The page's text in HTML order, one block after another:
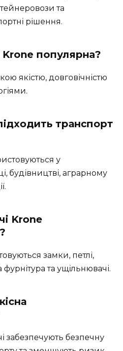
та
рішення.
популярна?
якістю, довговічністю
транспорт
у
будівництві, аграрному
Krone
замки, петлі,
фурнітура та ущільнювачі.
забезпечують безпечну